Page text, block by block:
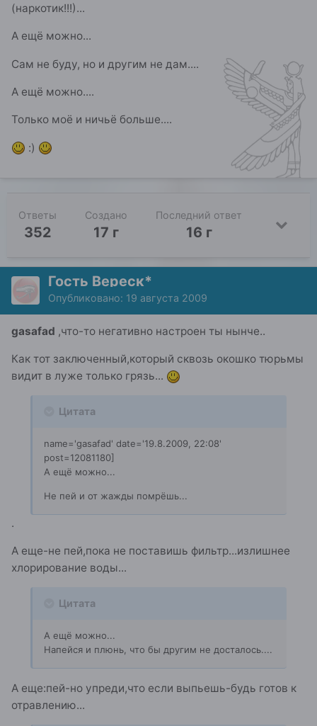
(наркотик!!!)...
А ещё можно...
Сам не буду, но и другим не дам....
А ещё можно....
Только моё и ничьё больше....
:)
Ответы
352
Создано
17 г
Последний ответ
16 г
Гость Вереск*
Опубликовано: 19 августа 2009
gasafad ,что-то негативно настроен ты нынче..
Как тот заключенный,который сквозь окошко тюрьмы
видит в луже только грязь...
Цитата
name='gasafad' date='19.8.2009, 22:08'
post=12081180]
А ещё можно...
Не пей и от жажды помрёшь...
.
А еще-не пей,пока не поставишь фильтр...излишнее
хлорирование воды...
Цитата
А ещё можно...
Напейся и плюнь, что бы другим не досталось....
А еще:пей-но упреди,что если выпьешь-будь готов к
отравлению...